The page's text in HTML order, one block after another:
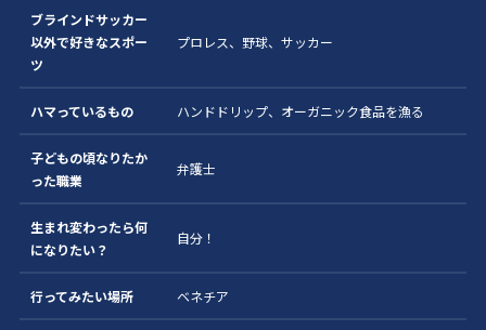
ブラインドサッカー
以外で好きなスポー
ツ
プロレス、野球、サッカー
ハマっているもの ハンドドリップ、オーガニック食品を漁る
子どもの頃なりたか
った職業
弁護士
生まれ変わったら何
になりたい？
自分！
行ってみたい場所 ベネチア